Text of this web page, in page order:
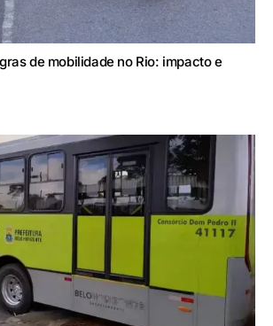
de mobilidade no Rio: impacto e